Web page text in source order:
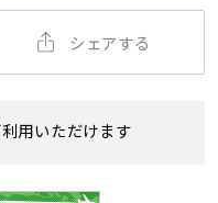
シェアする
用いただけます